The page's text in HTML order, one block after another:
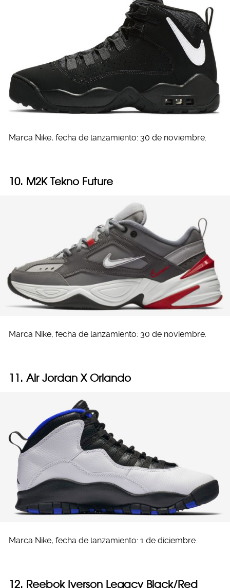
Marca Nike, fecha de lanzamiento: 30 de noviembre.
10. M2K Tekno Future
Marca Nike, fecha de lanzamiento: 30 de noviembre.
11. Air Jordan X Orlando
Marca Nike, fecha de lanzamiento: 1 de diciembre.
12. Reebok Iverson Legacy Black/Red